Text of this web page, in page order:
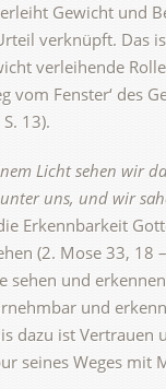
Gewicht und
verknüpft. Das
verleihende
vom Fenster‘ des
13).
Licht sehen wir
uns, und wir
Erkennbarkeit
(2. Mose 33, 18
und
und
dazu ist
seines Weges mit